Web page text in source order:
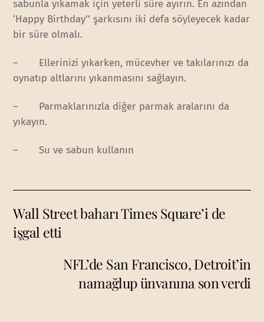
sabunla yıkamak için yeterli süre ayırın. En azından
‘Happy Birthday’’ şarkısını iki defa söyleyecek kadar
bir süre olmalı.
– Ellerinizi yıkarken, mücevher ve takılarınızı da
oynatıp altlarını yıkanmasını sağlayın.
– Parmaklarınızla diğer parmak aralarını da
yıkayın.
– Su ve sabun kullanın
Wall Street baharı Times Square’i de
işgal etti
NFL’de San Francisco, Detroit’in
namağlup ünvanına son verdi